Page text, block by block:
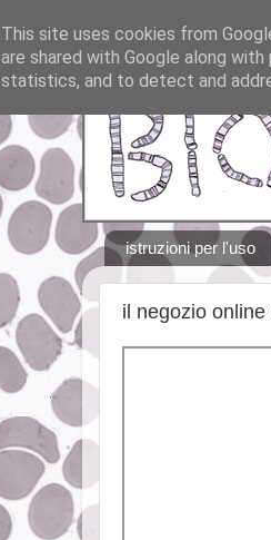
istruzioni per l'uso
il negozio
This site uses cookies from
are shared with Google along
statistics, and to detect and